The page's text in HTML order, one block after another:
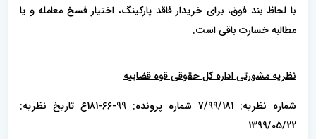
با لحاظ بند فوق، برای خریدار فاقد پارکینگ، اختیار فسخ معامله و یا
مطالبه خسارت باقی است.
نظریه مشورتی اداره کل حقوقی قوه قضاییه
شماره نظریه: 7/99/181 شماره پرونده: 99-66-181ع تاریخ نظریه:
1399/05/22